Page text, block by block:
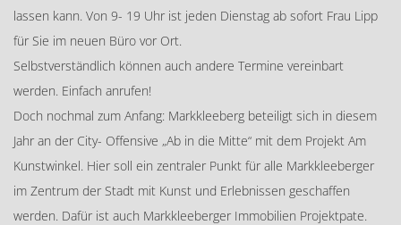
lassen kann. Von 9- 19 Uhr ist jeden Dienstag ab sofort Frau Lipp
für Sie im neuen Büro vor Ort.
Selbstverständlich können auch andere Termine vereinbart
werden. Einfach anrufen!
Doch nochmal zum Anfang: Markkleeberg beteiligt sich in diesem
Jahr an der City- Offensive „Ab in die Mitte“ mit dem Projekt Am
Kunstwinkel. Hier soll ein zentraler Punkt für alle Markkleeberger
im Zentrum der Stadt mit Kunst und Erlebnissen geschaffen
werden. Dafür ist auch Markkleeberger Immobilien Projektpate.